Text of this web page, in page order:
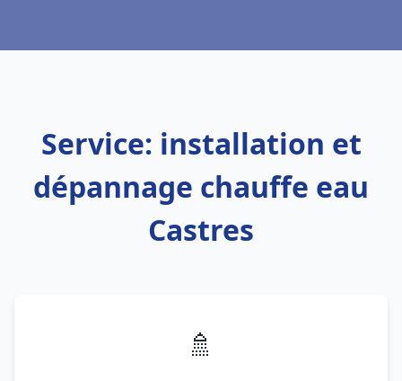
Service: installation et
dépannage chauffe eau
Castres
🚿